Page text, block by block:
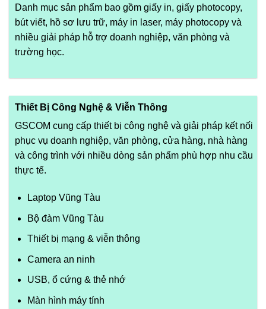
Danh mục sản phẩm bao gồm giấy in, giấy photocopy,
bút viết, hồ sơ lưu trữ, máy in laser, máy photocopy và
nhiều giải pháp hỗ trợ doanh nghiệp, văn phòng và
trường học.
Thiết Bị Công Nghệ & Viễn Thông
GSCOM cung cấp thiết bị công nghệ và giải pháp kết nối
phục vụ doanh nghiệp, văn phòng, cửa hàng, nhà hàng
và công trình với nhiều dòng sản phẩm phù hợp nhu cầu
thực tế.
Laptop Vũng Tàu
Bộ đàm Vũng Tàu
Thiết bị mạng & viễn thông
Camera an ninh
USB, ổ cứng & thẻ nhớ
Màn hình máy tính